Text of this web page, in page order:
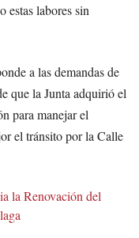
estas labores sin
a las demandas de
que la Junta adquirió el
para manejar el
el tránsito por la Calle
la Renovación del